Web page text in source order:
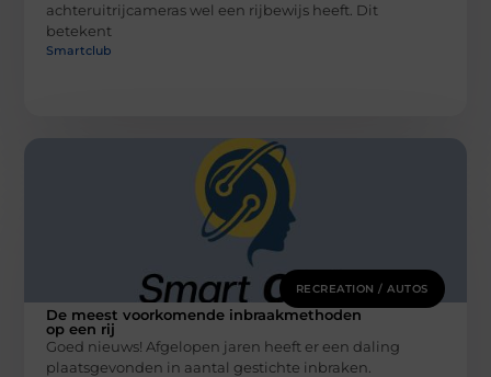
achteruitrijcameras wel een rijbewijs heeft. Dit
betekent
Smartclub
RECREATION / AUTOS
De meest voorkomende inbraakmethoden
op een rij
Goed nieuws! Afgelopen jaren heeft er een daling
plaatsgevonden in aantal gestichte inbraken.